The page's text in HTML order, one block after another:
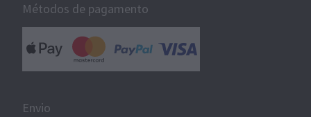
Métodos de pagamento
Envio